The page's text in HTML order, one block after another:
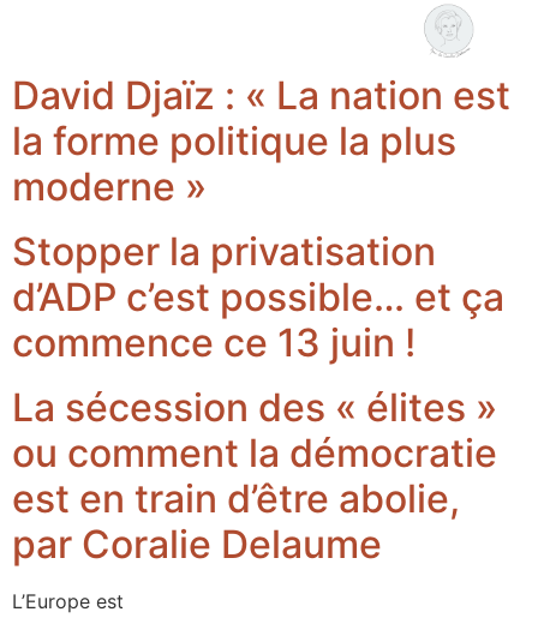
David Djaïz : « La nation est
la forme politique la plus
moderne »
Stopper la privatisation
d’ADP c’est possible… et ça
commence ce 13 juin !
La sécession des « élites »
ou comment la démocratie
est en train d’être abolie,
par Coralie Delaume
L’Europe est